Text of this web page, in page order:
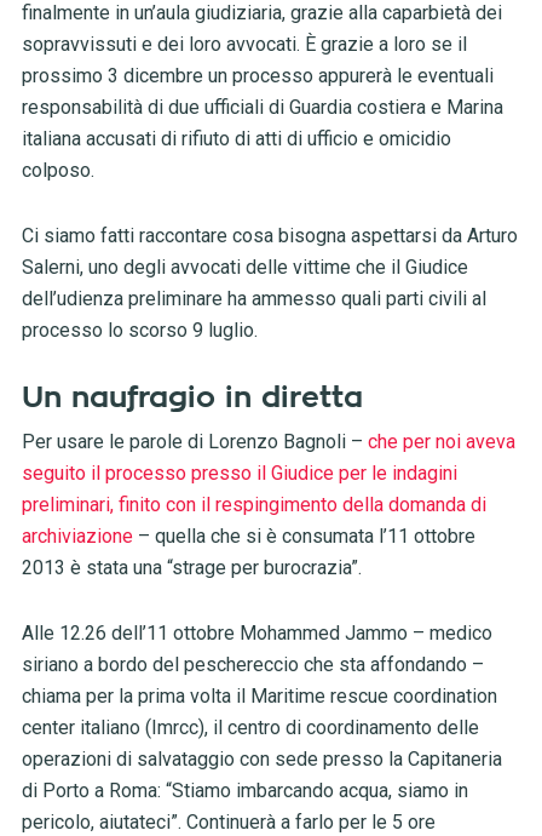
finalmente in un’aula giudiziaria, grazie alla caparbietà dei
sopravvissuti e dei loro avvocati. È grazie a loro se il
prossimo 3 dicembre un processo appurerà le eventuali
responsabilità di due ufficiali di Guardia costiera e Marina
italiana accusati di rifiuto di atti di ufficio e omicidio
colposo.
Ci siamo fatti raccontare cosa bisogna aspettarsi da Arturo
Salerni, uno degli avvocati delle vittime che il Giudice
dell’udienza preliminare ha ammesso quali parti civili al
processo lo scorso 9 luglio.
Un naufragio in diretta
Per usare le parole di Lorenzo Bagnoli – che per noi aveva
seguito il processo presso il Giudice per le indagini
preliminari, finito con il respingimento della domanda di
archiviazione– quella che si è consumata l’11 ottobre
2013 è stata una “strage per burocrazia”.
Alle 12.26 dell’11 ottobre Mohammed Jammo – medico
siriano a bordo del peschereccio che sta affondando –
chiama per la prima volta il Maritime rescue coordination
center italiano (Imrcc), il centro di coordinamento delle
operazioni di salvataggio con sede presso la Capitaneria
di Porto a Roma: “Stiamo imbarcando acqua, siamo in
pericolo, aiutateci”. Continuerà a farlo per le 5 ore